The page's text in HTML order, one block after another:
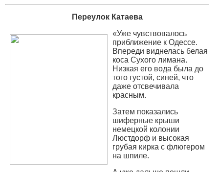
Переулок Катаева
«Уже чувствовалось
приближение к Одессе.
Впереди виднелась белая
коса Сухого лимана.
Низкая его вода была до
того густой, синей, что
даже отсвечивала
красным.
Затем показались
шиферные крыши
немецкой колонии
Люстдорф и высокая
грубая кирка с флюгером
на шпиле.